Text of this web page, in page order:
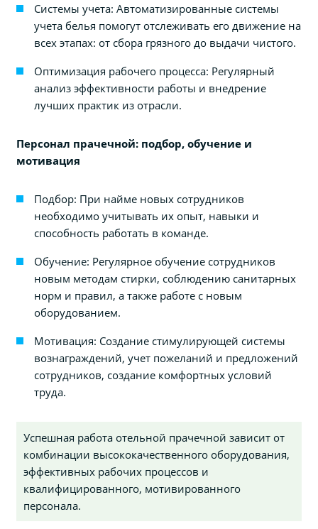
Системы учета: Автоматизированные системы
учета белья помогут отслеживать его движение на
всех этапах: от сбора грязного до выдачи чистого.
Оптимизация рабочего процесса: Регулярный
анализ эффективности работы и внедрение
лучших практик из отрасли.
Персонал прачечной: подбор, обучение и
мотивация
Подбор: При найме новых сотрудников
необходимо учитывать их опыт, навыки и
способность работать в команде.
Обучение: Регулярное обучение сотрудников
новым методам стирки, соблюдению санитарных
норм и правил, а также работе с новым
оборудованием.
Мотивация: Создание стимулирующей системы
вознаграждений, учет пожеланий и предложений
сотрудников, создание комфортных условий
труда.
Успешная работа отельной прачечной зависит от
комбинации высококачественного оборудования,
эффективных рабочих процессов и
квалифицированного, мотивированного
персонала.